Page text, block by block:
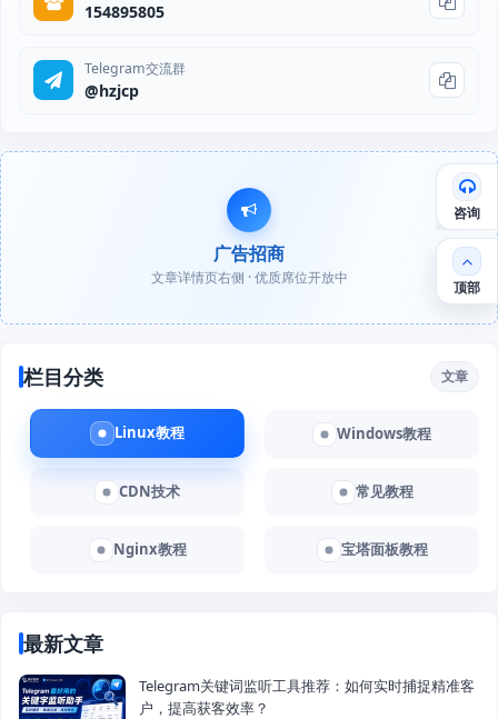
154895805
Telegram交流群
@hzjcp
广告招商
文章详情页右侧 · 优质席位开放中
栏目分类 文章
Linux教程 Windows教程
CDN技术 常见教程
Nginx教程 宝塔面板教程
最新文章
Telegram关键词监听工具推荐：如何实时捕捉精准客
户，提高获客效率？
咨询
顶部